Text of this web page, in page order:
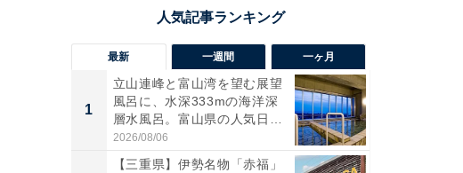
最新 一週間 一ヶ月
1
立山連峰と富山湾を望む展望
風呂に、水深333mの海洋深
層水風呂。富山県の人気日
帰...
2026/08/06
【三重県】伊勢名物「赤福」